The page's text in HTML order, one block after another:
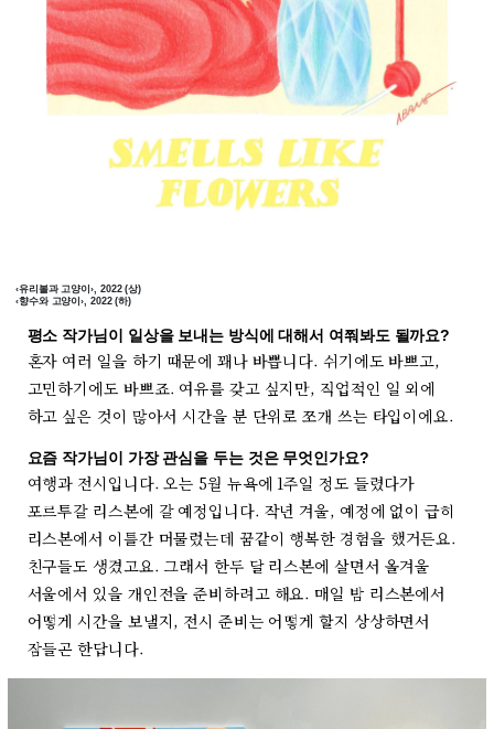
‹유리볼과 고양이›, 2022 (상)
‹향수와 고양이›, 2022 (하)
평소 작가님이 일상을 보내는 방식에 대해서 여쭤봐도 될까요?
혼자 여러 일을 하기 때문에 꽤나 바쁩니다. 쉬기에도 바쁘고,
고민하기에도 바쁘죠. 여유를 갖고 싶지만, 직업적인 일 외에
하고 싶은 것이 많아서 시간을 분 단위로 쪼개 쓰는 타입이에요.
요즘 작가님이 가장 관심을 두는 것은 무엇인가요?
여행과 전시입니다. 오는 5월 뉴욕에 1주일 정도 들렸다가
포르투갈 리스본에 갈 예정입니다. 작년 겨울, 예정에 없이 급히
리스본에서 이틀간 머물렀는데 꿈같이 행복한 경험을 했거든요.
친구들도 생겼고요. 그래서 한두 달 리스본에 살면서 올겨울
서울에서 있을 개인전을 준비하려고 해요. 매일 밤 리스본에서
어떻게 시간을 보낼지, 전시 준비는 어떻게 할지 상상하면서
잠들곤 한답니다.